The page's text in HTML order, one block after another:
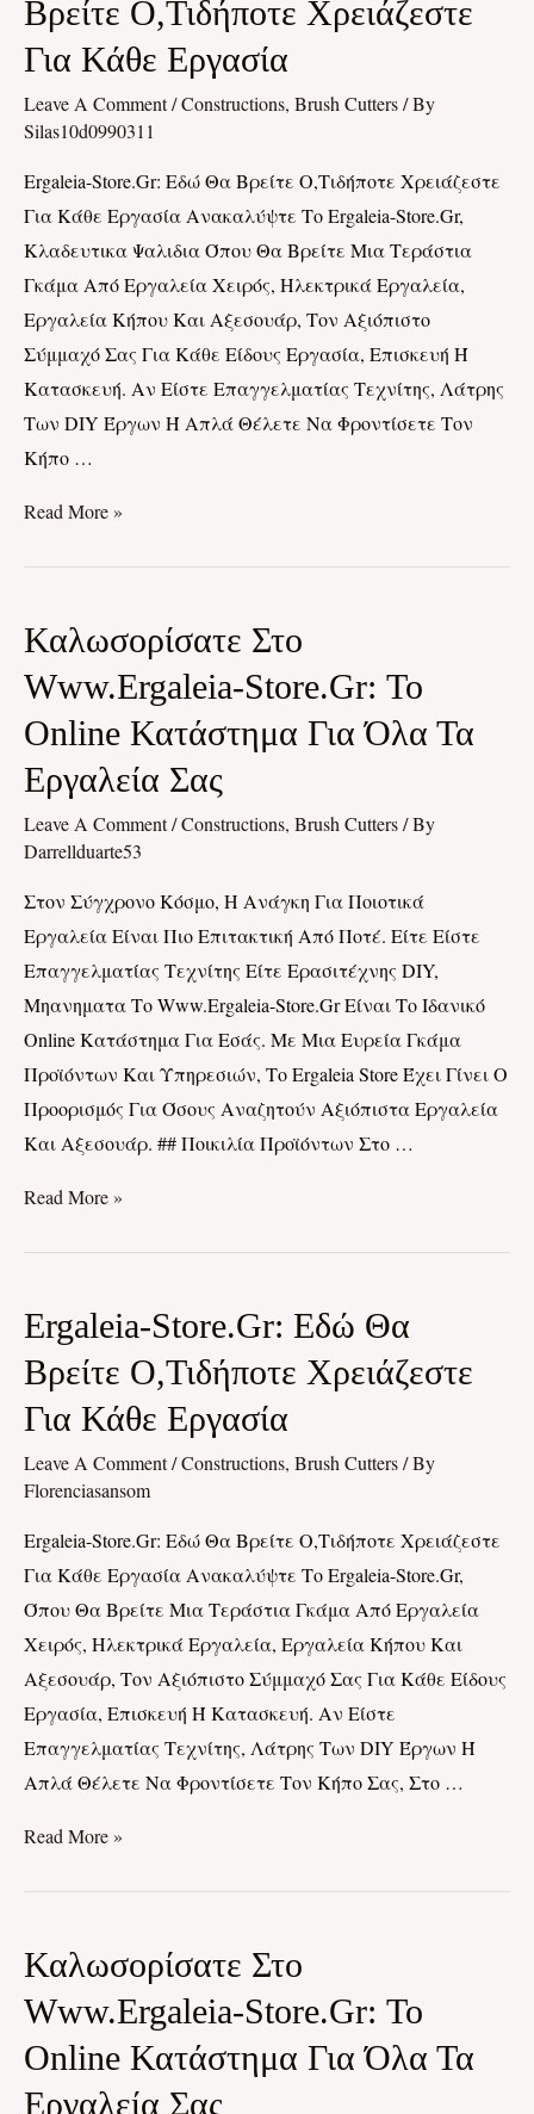
Βρείτε Ο,τιδήποτε Χρειάζεστε
Για Κάθε Εργασία
Leave A Comment/Constructions, Brush Cutters/ By
Silas10d0990311
Ergaleia-Store.gr: Εδώ Θα Βρείτε Ο,τιδήποτε Χρειάζεστε
Για Κάθε Εργασία Ανακαλύψτε Το Ergaleia-Store.gr,
Κλαδευτικα Ψαλιδια Όπου Θα Βρείτε Μια Τεράστια
Γκάμα Από Εργαλεία Χειρός, Ηλεκτρικά Εργαλεία,
Εργαλεία Κήπου Και Αξεσουάρ, Τον Αξιόπιστο
Σύμμαχό Σας Για Κάθε Είδους Εργασία, Επισκευή Ή
Κατασκευή. Αν Είστε Επαγγελματίας Τεχνίτης, Λάτρης
Των DIY Έργων Ή Απλά Θέλετε Να Φροντίσετε Τον
Κήπο …
Εδώ
Θα
Βρείτε
Ο,τιδήποτε
Για
Read More »
Καλωσορίσατε Στο
Www.ergaleia-Store.gr: Το
Online Κατάστημα Για Όλα Τα
Εργαλεία Σας
Leave A Comment/Constructions, Brush Cutters/ By
Darrellduarte53
Στον Σύγχρονο Κόσμο, Η Ανάγκη Για Ποιοτικά
Εργαλεία Είναι Πιο Επιτακτική Από Ποτέ. Είτε Είστε
Επαγγελματίας Τεχνίτης Είτε Ερασιτέχνης DIY,
Μηανηματα Το Www.ergaleia-Store.gr Είναι Το Ιδανικό
Online Κατάστημα Για Εσάς. Με Μια Ευρεία Γκάμα
Προϊόντων Και Υπηρεσιών, Το Ergaleia Store Έχει Γίνει Ο
Προορισμός Για Όσους Αναζητούν Αξιόπιστα Εργαλεία
Και Αξεσουάρ. ## Ποικιλία Προϊόντων Στο …
Καλωσορίσατε
Www.ergaleia-
Store.gr:
Το
Online
Κατάστημα
Όλα
Τα
Εργαλεία
Σας
Read More »
Ergaleia-Store.gr: Εδώ Θα
Βρείτε Ο,τιδήποτε Χρειάζεστε
Για Κάθε Εργασία
Leave A Comment/Constructions, Brush Cutters/ By
Florenciasansom
Ergaleia-Store.gr: Εδώ Θα Βρείτε Ο,τιδήποτε Χρειάζεστε
Για Κάθε Εργασία Ανακαλύψτε Το Ergaleia-Store.gr,
Όπου Θα Βρείτε Μια Τεράστια Γκάμα Από Εργαλεία
Χειρός, Ηλεκτρικά Εργαλεία, Εργαλεία Κήπου Και
Αξεσουάρ, Τον Αξιόπιστο Σύμμαχό Σας Για Κάθε Είδους
Εργασία, Επισκευή Ή Κατασκευή. Αν Είστε
Επαγγελματίας Τεχνίτης, Λάτρης Των DIY Έργων Ή
Απλά Θέλετε Να Φροντίσετε Τον Κήπο Σας, Στο …
Ergaleia-
Store.gr:
Εδώ
Θα
Βρείτε
Ο,τιδήποτε
Για
Read More »
Καλωσορίσατε Στο
Www.ergaleia-Store.gr: Το
Online Κατάστημα Για Όλα Τα
Εργαλεία Σας
Καλωσορίσατε
Www.ergaleia-
Store.gr:
Το